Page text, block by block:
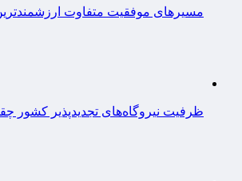
مسیرهای موفقیت متفاوت
ظرفیت نیروگاه‌های تجدیدپذیر کشور